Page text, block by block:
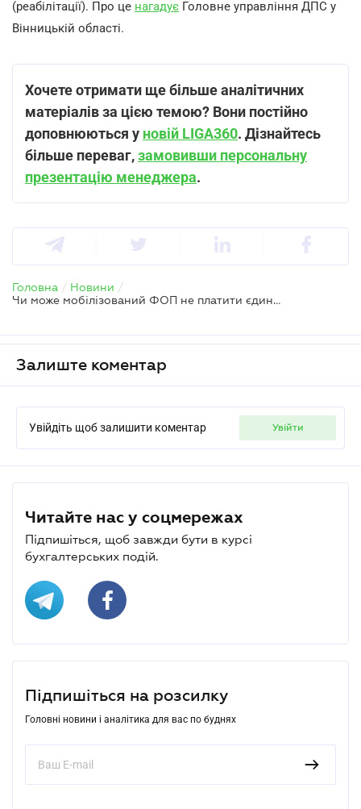
(реабілітації). Про це нагадує Головне управління ДПС у
Вінницькій області.
Хочете отримати ще більше аналітичних
матеріалів за цією темою? Вони постійно
доповнюються у новій LIGA360. Дізнайтесь
більше переваг,замовивши персональну
презентацію менеджера.
Головна / Новини /
Чи може мобілізований ФОП не платити єдиний податок – ДПС
Залиште коментар
Увійдіть щоб залишити коментар увійти
Читайте нас у соцмережах
Підпишіться, щоб завжди бути в курсі
бухгалтерських подій.
Підпишіться на розсилку
Головні новини і аналітика для вас по буднях